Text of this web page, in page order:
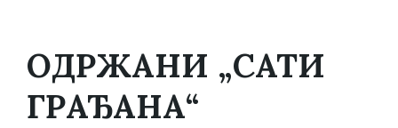
OДРЖАНИ „САТИ
ГРАЂАНА“